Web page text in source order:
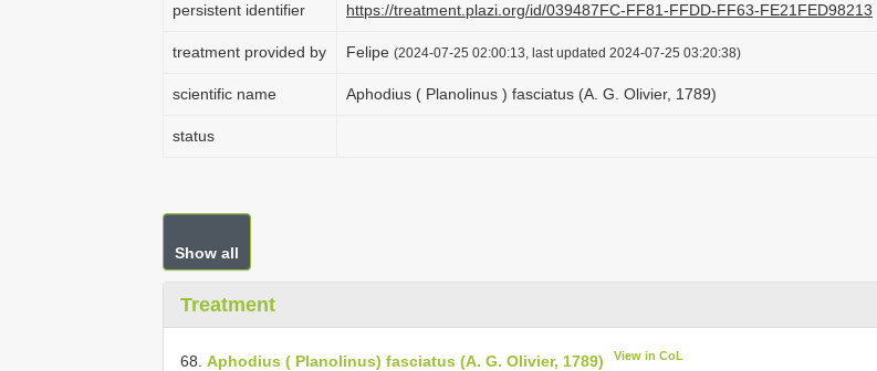
persistent identifier https://treatment.plazi.org/id/039487FC-FF81-FFDD-FF63-FE21FED98213
treatment provided by Felipe (2024-07-25 02:00:13, last updated 2024-07-25 03:20:38)
scientific name Aphodius ( Planolinus ) fasciatus (A. G. Olivier, 1789)
status
Show all
Treatment
68. Aphodius ( Planolinus) fasciatus (A. G. Olivier, 1789) View in CoL